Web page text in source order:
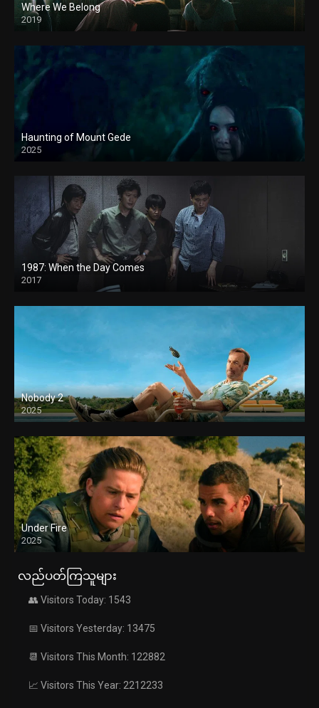
Where We Belong
2019
Haunting of Mount Gede
2025
1987: When the Day Comes
2017
Nobody 2
2025
Under Fire
2025
လည်ပတ်ကြသူများ
👥 Visitors Today: 1543
📅 Visitors Yesterday: 13475
📆 Visitors This Month: 122882
📈 Visitors This Year: 2212233